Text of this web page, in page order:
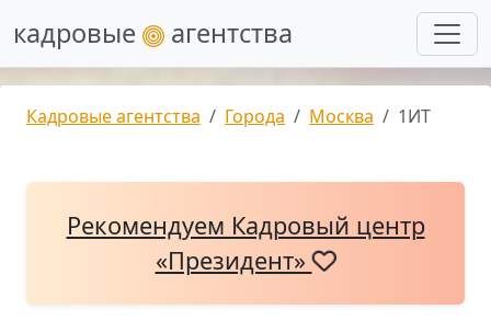
кадровые агентства
Кадровые агентства Города Москва 1ИТ
Рекомендуем Кадровый центр
«Президент»